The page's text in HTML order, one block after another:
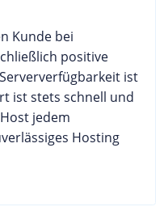
Kunde bei
positive
ist
ist stets schnell und
jedem
Hosting